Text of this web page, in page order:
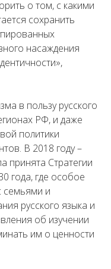
о том, с какими
сохранить
насаждения
в пользу русского
РФ, и даже
политики
В 2018 году –
принята Стратегии
года, где особое
семьями и
русского языка и
об изучении
им о ценности